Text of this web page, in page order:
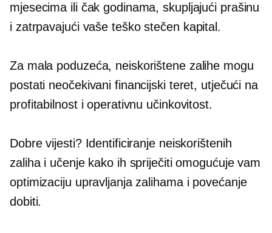
mjesecima ili čak godinama, skupljajući prašinu
i zatrpavajući vaše teško stečen kapital.
Za mala poduzeća, neiskorištene zalihe mogu
postati neočekivani financijski teret, utječući na
profitabilnost i operativnu učinkovitost.
Dobre vijesti? Identificiranje neiskorištenih
zaliha i učenje kako ih spriječiti omogućuje vam
optimizaciju upravljanja zalihama i povećanje
dobiti.